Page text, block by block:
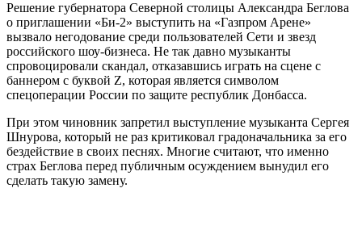
Решение губернатора Северной столицы Александра Беглова
о приглашении «Би-2» выступить на «Газпром Арене»
вызвало негодование среди пользователей Сети и звезд
российского шоу-бизнеса. Не так давно музыканты
спровоцировали скандал, отказавшись играть на сцене с
баннером с буквой Z, которая является символом
спецоперации России по защите республик Донбасса.
При этом чиновник запретил выступление музыканта Сергея
Шнурова, который не раз критиковал градоначальника за его
бездействие в своих песнях. Многие считают, что именно
страх Беглова перед публичным осуждением вынудил его
сделать такую замену.